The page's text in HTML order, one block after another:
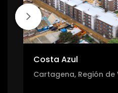
Costa Azul
Cartagena, Región